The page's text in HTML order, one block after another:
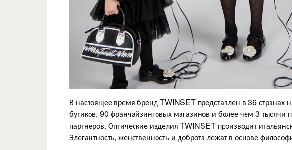
В настоящее время бренд TWINSET представлен в 36 странах
бутиков, 90 франчайзинговых магазинов и более чем 3 тысячи
партнеров. Оптические изделия TWINSET производит
Элегантность, женственность и доброта лежат в основе